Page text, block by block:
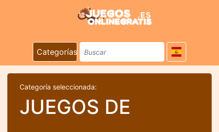
Categorías
Categoría seleccionada:
JUEGOS DE